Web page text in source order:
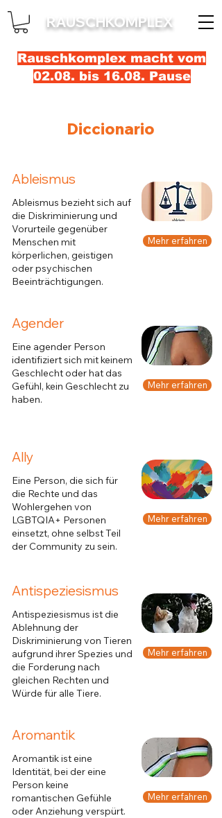
RAUSCHKOMPLEX
Rauschkomplex macht vom
02.08. bis 16.08. Pause
Diccionario
Ableismus
Ableismus bezieht sich auf
die Diskriminierung und
Vorurteile gegenüber
Menschen mit
körperlichen, geistigen
oder psychischen
Beeinträchtigungen.
Mehr erfahren
Agender
Eine agender Person
identifiziert sich mit keinem
Geschlecht oder hat das
Gefühl, kein Geschlecht zu
haben.
Mehr erfahren
Ally
Eine Person, die sich für
die Rechte und das
Wohlergehen von
LGBTQIA+ Personen
einsetzt, ohne selbst Teil
der Community zu sein.
Mehr erfahren
Antispeziesismus
Antispeziesismus ist die
Ablehnung der
Diskriminierung von Tieren
aufgrund ihrer Spezies und
die Forderung nach
gleichen Rechten und
Würde für alle Tiere.
Mehr erfahren
Aromantik
Aromantik ist eine
Identität, bei der eine
Person keine
romantischen Gefühle
oder Anziehung verspürt.
Mehr erfahren